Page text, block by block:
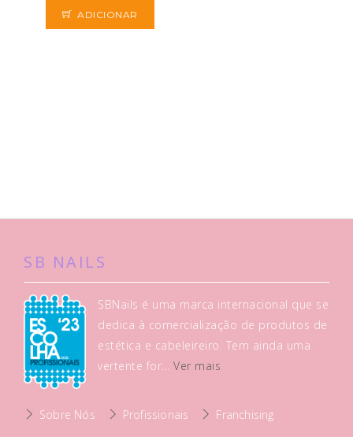
ADICIONAR
SB NAILS
SBNails é uma marca internacional que se
dedica à comercialização de produtos de
estética e cabeleireiro. Tem ainda uma
vertente for...Ver mais
Sobre Nós Profissionais Franchising